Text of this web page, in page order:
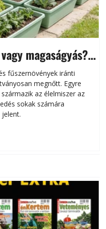
magaságyás?
fűszernövények iránti
megnőtt. Egyre
az élelmiszer az
sokak számára